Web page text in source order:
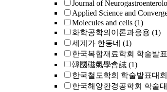
Journal of
Applied Science and
Molecules and cells (1)
화학공학의이론과응용 (1)
세계가 한동네 (1)
한국복합재료학회 학술발
韓國磁氣學會誌 (1)
한국철도학회 학술발표대
한국해양환경공학회 학술